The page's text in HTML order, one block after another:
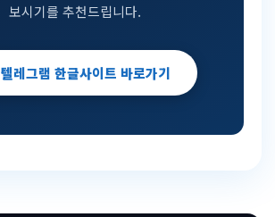
보시기를 추천드립니다.
텔레그램 한글사이트 바로가기